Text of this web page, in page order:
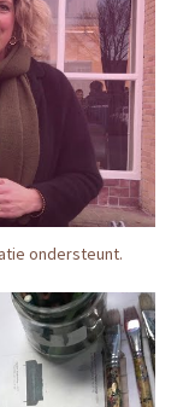
ondersteunt.